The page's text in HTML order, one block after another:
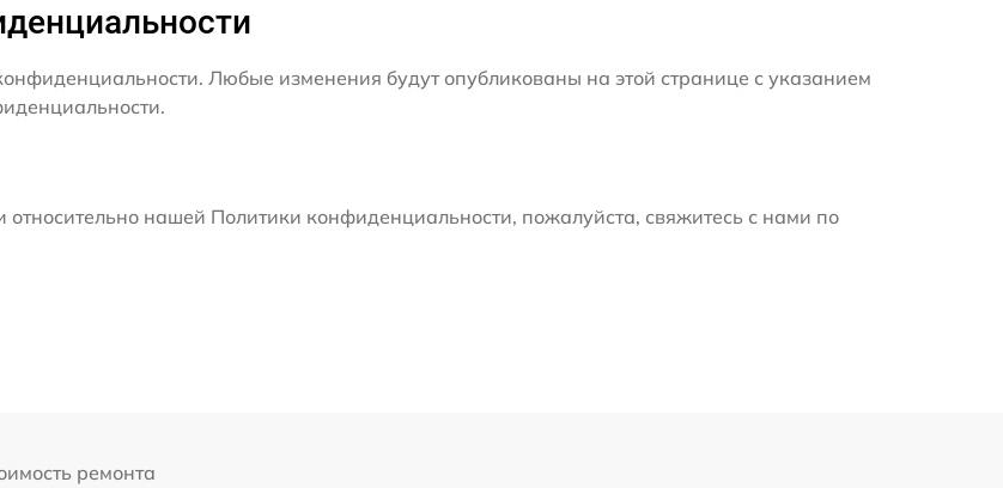
Любые изменения будут опубликованы на этой странице с указанием
относительно нашей Политики конфиденциальности, пожалуйста, свяжитесь с нами по
ремонта